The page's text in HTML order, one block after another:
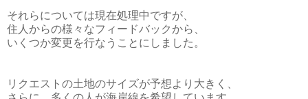
それらについては現在処理中ですが、
住人からの様々なフィードバックから、
いくつか変更を行なうことにしました。
リクエストの土地のサイズが予想より大きく、